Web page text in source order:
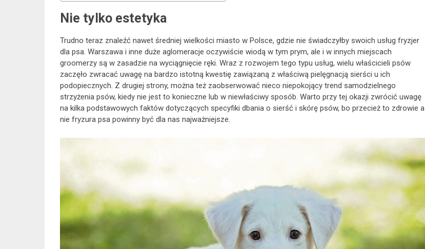
Nie tylko estetyka
Trudno teraz znaleźć nawet średniej wielkości miasto w Polsce, gdzie nie świadczyłby swoich usług fryzjer
dla psa. Warszawa i inne duże aglomeracje oczywiście wiodą w tym prym, ale i w innych miejscach
groomerzy są w zasadzie na wyciągnięcie ręki. Wraz z rozwojem tego typu usług, wielu właścicieli psów
zaczęło zwracać uwagę na bardzo istotną kwestię zawiązaną z właściwą pielęgnacją sierści u ich
podopiecznych. Z drugiej strony, można też zaobserwować nieco niepokojący trend samodzielnego
strzyżenia psów, kiedy nie jest to konieczne lub w niewłaściwy sposób. Warto przy tej okazji zwrócić uwagę
na kilka podstawowych faktów dotyczących specyfiki dbania o sierść i skórę psów, bo przecież to zdrowie a
nie fryzura psa powinny być dla nas najważniejsze.